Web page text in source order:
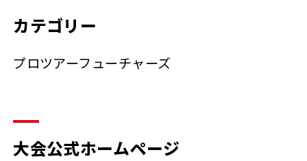
カテゴリー
プロツアーフューチャーズ
大会公式ホームページ